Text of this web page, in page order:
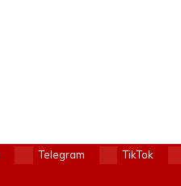
Telegram TikTok